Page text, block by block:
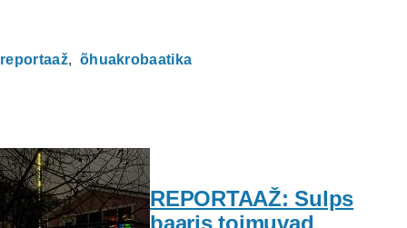
reportaaž õhuakrobaatika
REPORTAAŽ: Sulps